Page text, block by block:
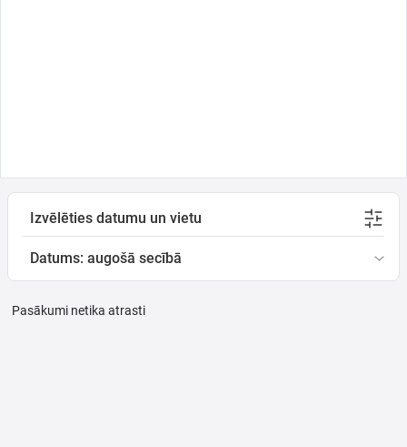
Semināri
Dāvanu
kartes
Kino
Izvēlēties datumu un vietu
Datums: augošā secībā
Pasākumi netika atrasti